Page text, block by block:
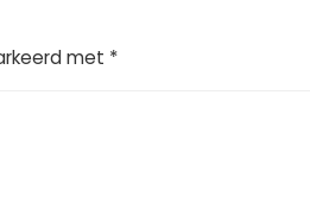
met *